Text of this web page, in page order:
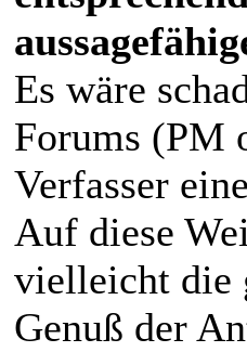
Es wäre
Forums (PM
Verfasser
Auf diese
vielleicht die
Genuß der